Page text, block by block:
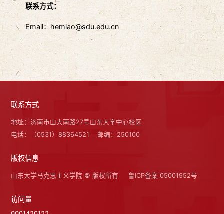
联系方式：
Email：hemiao@sdu.edu.cn
联系方式
地址：济南市山大南路27号山东大学中心校区
电话：（0531）88364521
邮编：250100
版权信息
山东大学马克思主义学院 © 版权所有 鲁ICP备案 05001952号
访问量